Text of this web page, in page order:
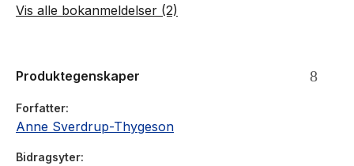
- Guri Hjeltnes, VG
Vis alle bokanmeldelser (2)
Produktegenskaper
Forfatter
Anne Sverdrup-Thygeson
Bidragsyter